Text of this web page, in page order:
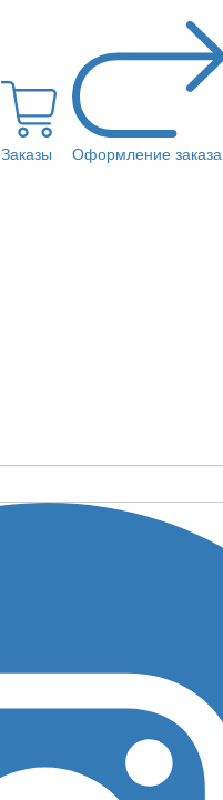
Заказы
Оформление заказа